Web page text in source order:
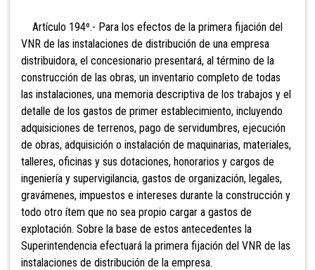
Artículo 194º.- Para los efectos de la primera fijación del
VNR de las instalaciones de distribución de una empresa
distribuidora, el concesionario presentará, al término de la
construcción de las obras, un inventario completo de todas
las instalaciones, una memoria descriptiva de los trabajos y el
detalle de los gastos de primer establecimiento, incluyendo
adquisiciones de terrenos, pago de servidumbres, ejecución
de obras, adquisición o instalación de maquinarias, materiales,
talleres, oficinas y sus dotaciones, honorarios y cargos de
ingeniería y supervigilancia, gastos de organización, legales,
gravámenes, impuestos e intereses durante la construcción y
todo otro ítem que no sea propio cargar a gastos de
explotación. Sobre la base de estos antecedentes la
Superintendencia efectuará la primera fijación del VNR de las
instalaciones de distribución de la empresa.